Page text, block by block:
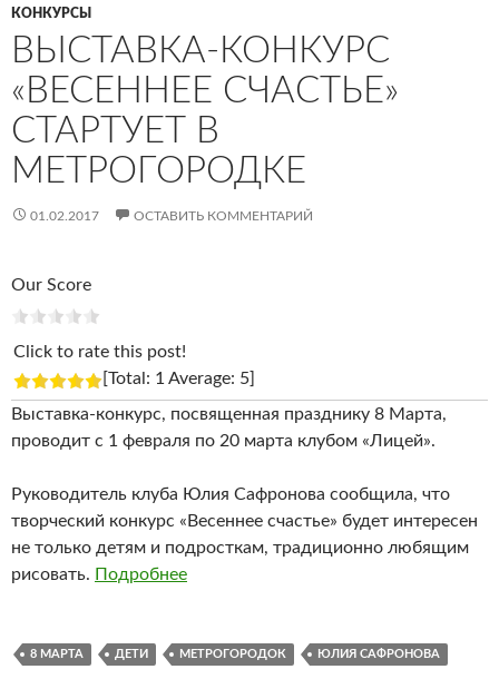
КОНКУРСЫ
ВЫСТАВКА-КОНКУРС
«ВЕСЕННЕЕ СЧАСТЬЕ»
СТАРТУЕТ В
МЕТРОГОРОДКЕ
01.02.2017 ОСТАВИТЬ КОММЕНТАРИЙ
Our Score
Click to rate this post!
[Total: 1 Average: 5]
Выставка-конкурс, посвященная празднику 8 Марта,
проводит с 1 февраля по 20 марта клубом «Лицей».
Руководитель клуба Юлия Сафронова сообщила, что
творческий конкурс «Весеннее счастье» будет интересен
не только детям и подросткам, традиционно любящим
рисовать. Подробнее
8 МАРТА ДЕТИ МЕТРОГОРОДОК ЮЛИЯ САФРОНОВА